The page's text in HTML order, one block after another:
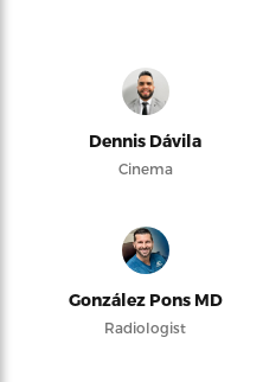
Dennis Dávila
Cinema
González Pons MD
Radiologist